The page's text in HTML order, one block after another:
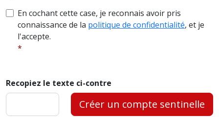
En cochant cette case, je reconnais avoir pris
connaissance de la politique de confidentialité, et je
l'accepte.
Recopiez le texte ci-contre
Créer un compte sentinelle